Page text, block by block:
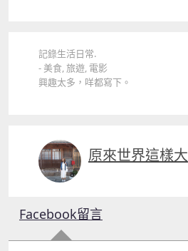
記錄生活日常.
- 美食, 旅遊, 電影
興趣太多，咩都寫下。
原來世界這樣大
Facebook留言